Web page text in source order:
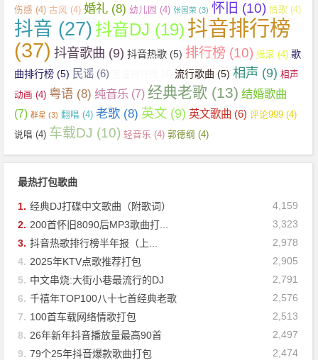
伤感 (4) 古风 (4) 婚礼 (8) 幼儿园 (4) 张国荣 (3) 怀旧 (10) 情歌 (4)
抖音 (27) 抖音DJ (19) 抖音排行榜
(37) 抖音歌曲 (9) 抖音热歌 (5) 排行榜 (10) 摇滚 (4) 歌
曲排行榜 (5) 民谣 (6) 流行歌曲 (5) 相声 (9) 相声
动画 (4) 粤语 (8) 纯音乐 (7) 经典老歌 (13) 结婚歌曲
(7) 群星 (3) 翻唱 (4) 老歌 (8) 英文 (9) 英文歌曲 (6) 评论999 (4)
说唱 (4) 车载DJ (10) 轻音乐 (4) 郭德纲 (4)
最热打包歌曲
4,159
1. 经典DJ打碟中文歌曲（附歌词）
3,323
2. 200首怀旧8090后MP3歌曲打...
2,978
3. 抖音热歌排行榜半年报（上...
2,905
4. 2025年KTV点歌推荐打包
2,791
5. 中文串烧:大街小巷最流行的DJ
2,576
6. 千禧年TOP100八十七首经典老歌
2,513
7. 100首车载网络情歌打包
2,497
8. 26年新年抖音播放量最高90首
2,474
9. 79个25年抖音爆款歌曲打包